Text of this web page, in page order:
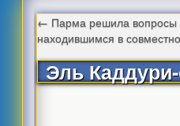
← Парма решила вопросы
находившимся в
Эль